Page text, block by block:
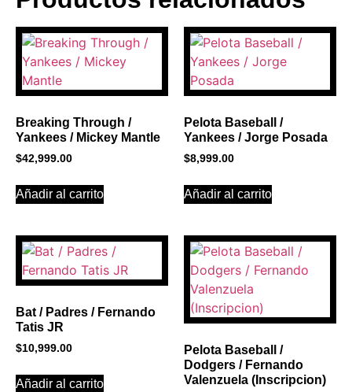
BANNER CON
PROMOCIONES 1
Click Here
Breaking Through /
Yankees / Mickey Mantle
$42,999.00
Añadir al carrito
Pelota Baseball /
Yankees / Jorge Posada
$8,999.00
Añadir al carrito
Bat / Padres / Fernando
Tatis JR
$10,999.00
Añadir al carrito
Pelota Baseball /
Dodgers / Fernando
Valenzuela (Inscripcion)